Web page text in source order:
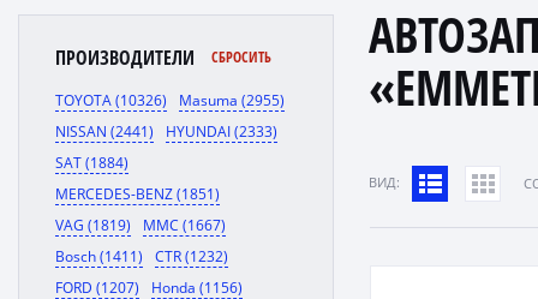
ПРОИЗВОДИТЕЛИ СБРОСИТЬ
TOYOTA (10326)
Masuma (2955)
NISSAN (2441)
HYUNDAI (2333)
SAT (1884)
MERCEDES-BENZ (1851)
VAG (1819)
MMC (1667)
Bosch (1411)
CTR (1232)
FORD (1207)
Honda (1156)
ВИД: